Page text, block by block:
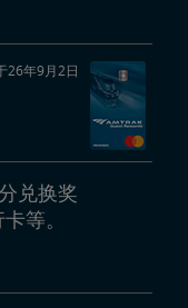
26年9月2日
兑换奖
等。